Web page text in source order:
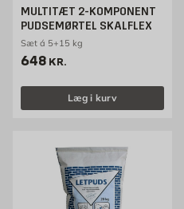
MULTITÆT 2-KOMPONENT
PUDSEMØRTEL SKALFLEX
Sæt á 5+15 kg
Pris 648 kr. /stk
648 KR.
Læg i kurv